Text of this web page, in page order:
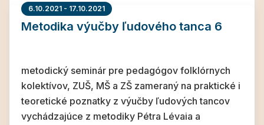
6.10.2021 - 17.10.2021
Metodika výučby ľudového tanca 6
metodický seminár pre pedagógov folklórnych
kolektívov, ZUŠ, MŠ a ZŠ zameraný na praktické i
teoretické poznatky z výučby ľudových tancov
vychádzajúce z metodiky Pétra Lévaia a